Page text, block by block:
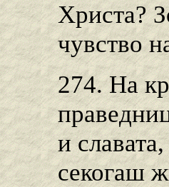
Христа?
чувство
274. На
и
секогаш